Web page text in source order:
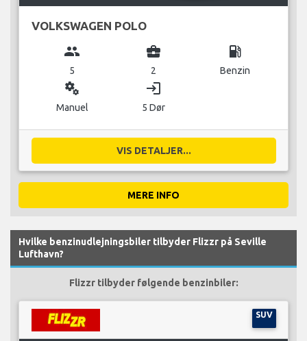
VOLKSWAGEN POLO
group
5
business_center
2
local_gas_station
Benzin
miscellaneous_services
Manuel
login
5 Dør
VIS DETALJER...
MERE INFO
Hvilke benzinudlejningsbiler tilbyder Flizzr på Seville
Lufthavn?
Flizzr tilbyder følgende benzinbiler:
SUV